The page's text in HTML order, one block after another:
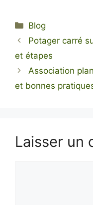
Catégories
Blog
Potager carré
et étapes
Association
et bonnes
Laisser un